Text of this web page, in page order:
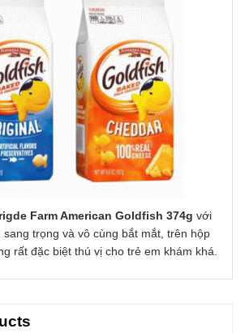
Farm American Goldfish 374g với
sang trọng và vô cùng bắt mắt, trên hộp
rất đặc biệt thú vị cho trẻ em khám khá.